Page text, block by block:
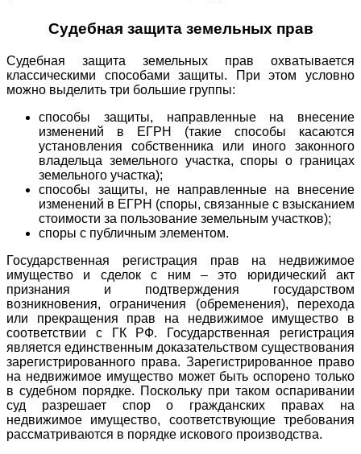
Судебная защита земельных прав
Судебная защита земельных прав охватывается
классическими способами защиты. При этом условно
можно выделить три большие группы:
способы защиты, направленные на внесение
изменений в ЕГРН (такие способы касаются
установления собственника или иного законного
владельца земельного участка, споры о границах
земельного участка);
способы защиты, не направленные на внесение
изменений в ЕГРН (споры, связанные с взысканием
стоимости за пользование земельным участков);
споры с публичным элементом.
Государственная регистрация прав на недвижимое
имущество и сделок с ним – это юридический акт
признания и подтверждения государством
возникновения, ограничения (обременения), перехода
или прекращения прав на недвижимое имущество в
соответствии с ГК РФ. Государственная регистрация
является единственным доказательством существования
зарегистрированного права. Зарегистрированное право
на недвижимое имущество может быть оспорено только
в судебном порядке. Поскольку при таком оспаривании
суд разрешает спор о гражданских правах на
недвижимое имущество, соответствующие требования
рассматриваются в порядке искового производства.